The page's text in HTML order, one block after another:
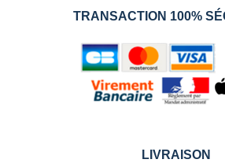
TRANSACTION 100%
LIVRAISON